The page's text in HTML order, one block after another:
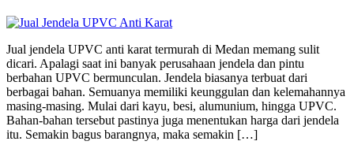
Jual jendela UPVC anti karat termurah di Medan memang sulit
dicari. Apalagi saat ini banyak perusahaan jendela dan pintu
berbahan UPVC bermunculan. Jendela biasanya terbuat dari
berbagai bahan. Semuanya memiliki keunggulan dan kelemahannya
masing-masing. Mulai dari kayu, besi, alumunium, hingga UPVC.
Bahan-bahan tersebut pastinya juga menentukan harga dari jendela
itu. Semakin bagus barangnya, maka semakin […]